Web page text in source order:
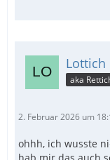
Lottich
2. Februar 2026 um
ohhh, ich wusste